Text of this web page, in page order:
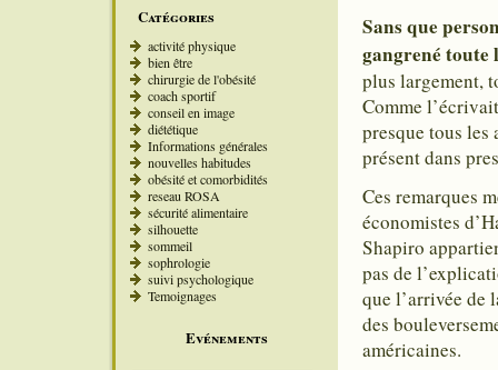
Catégories
activité physique
bien être
chirurgie de l'obésité
coach sportif
conseil en image
diététique
Informations générales
nouvelles habitudes
obésité et comorbidités
reseau ROSA
sécurité alimentaire
silhouette
sommeil
sophrologie
suivi psychologique
Temoignages
Evénements
Sans que
gangrené toute
plus largement,
Comme
presque tous
présent dans
Ces remarques
économistes
Shapiro
pas de
que l’arrivée de
des
américaines.